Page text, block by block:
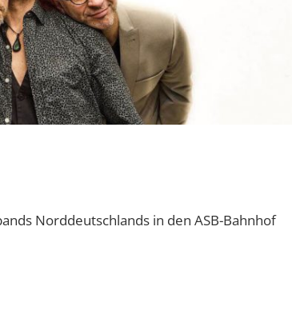
Norddeutschlands in den ASB-Bahnhof